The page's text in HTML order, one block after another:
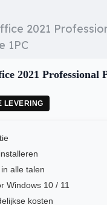
2021
1PC
2021 Professional
LEVERING
alle talen
Windows 10 / 11
kosten